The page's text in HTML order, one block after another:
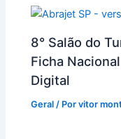
8° Salão do
Ficha
Digital
Geral / Porvitor